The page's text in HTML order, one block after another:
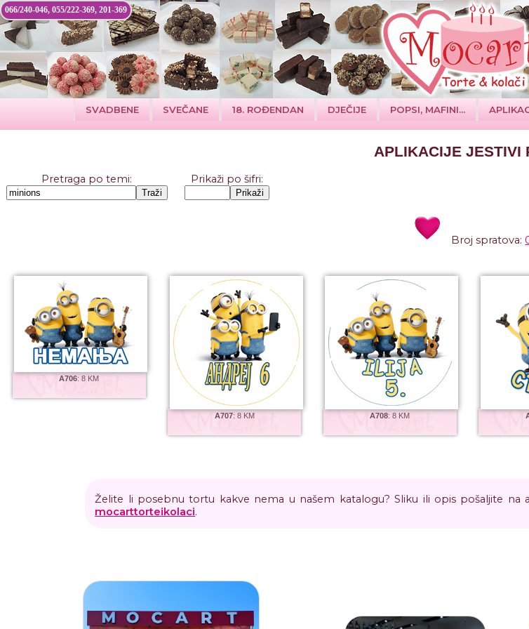
SVADBENE SVEČANE 18. ROĐENDAN DJEČIJE POPSI, MAFINI...
APLIKACIJE JESTIVI
Pretraga po temi: Prikaži po šifri:
Broj spratova:
A706:8 KM
A707: 8 KM A708:8 KM
Želite li posebnu tortu kakve nema u našem katalogu? Sliku ili opis pošaljite na
mocarttorteikolaci.
066/240-046, 055/222-369, 201-369